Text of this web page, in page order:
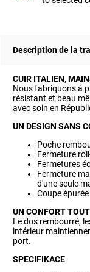
Description de la
CUIR ITALIEN,
Nous fabriquons à
résistant et beau
avec soin en
UN DESIGN SANS
Poche
Fermeture
Fermetures
Fermeture
d'une seule
Coupe
UN CONFORT
Le dos rembourré,
intérieur
port.
SPECIFIKACE